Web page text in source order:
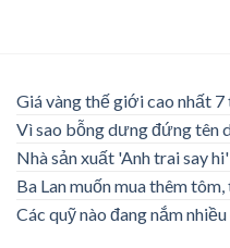
Giá vàng thế giới cao nhất
Vì sao bỗng dưng đứng tên
Nhà sản xuất 'Anh trai say
Ba Lan muốn mua thêm
Các quỹ nào đang nắm